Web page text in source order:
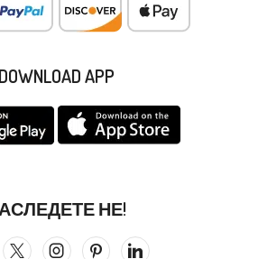
DOWNLOAD APP
НЕ!